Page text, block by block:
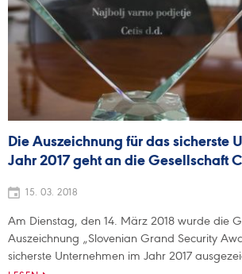
Die Auszeichnung für das sicherste
Jahr 2017 geht an die Gesellschaft
15. 03. 2018
Am Dienstag, den 14. März 2018 wurde die
Auszeichnung „Slovenian Grand Security
sicherste Unternehmen im Jahr 2017